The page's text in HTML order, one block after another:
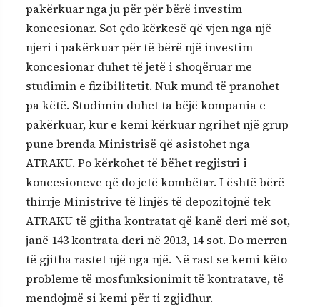
pakërkuar nga ju për për bërë investim
koncesionar. Sot çdo kërkesë që vjen nga një
njeri i pakërkuar për të bërë një investim
koncesionar duhet të jetë i shoqëruar me
studimin e fizibilitetit. Nuk mund të pranohet
pa këtë. Studimin duhet ta bëjë kompania e
pakërkuar, kur e kemi kërkuar ngrihet një grup
pune brenda Ministrisë që asistohet nga
ATRAKU. Po kërkohet të bëhet regjistri i
koncesioneve që do jetë kombëtar. I është bërë
thirrje Ministrive të linjës të depozitojnë tek
ATRAKU të gjitha kontratat që kanë deri më sot,
janë 143 kontrata deri në 2013, 14 sot. Do merren
të gjitha rastet një nga një. Në rast se kemi këto
probleme të mosfunksionimit të kontratave, të
mendojmë si kemi për ti zgjidhur.